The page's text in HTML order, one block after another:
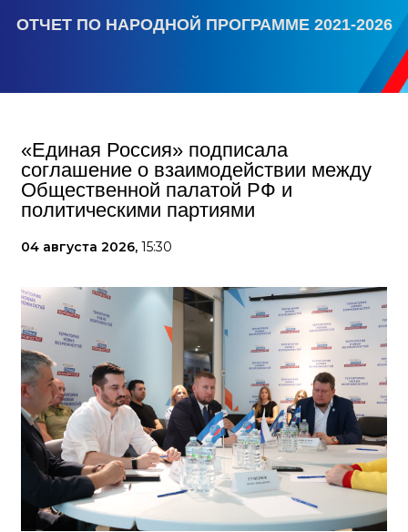
ОТЧЕТ ПО НАРОДНОЙ ПРОГРАММЕ 2021-2026
«Единая Россия» подписала
соглашение о взаимодействии между
Общественной палатой РФ и
политическими партиями
04 августа 2026, 15:30